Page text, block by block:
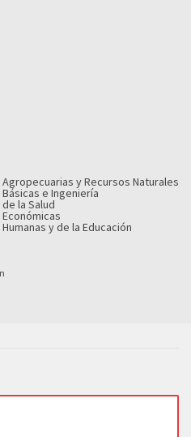
y Recursos Naturales
e Ingeniería
la Salud
y de la Educación